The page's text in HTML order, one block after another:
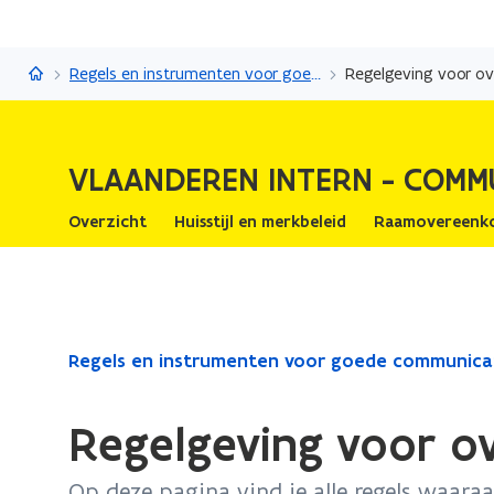
Vlaanderen Intern - Communicatie Regels en instrumenten voor goede communicatie Regelgeving voor
VLAANDEREN INTERN -
Overzicht Huisstijl en merkbeleid
Gedaan
bevindt
Regels en instrumenten voor goede
Regelgeving voor